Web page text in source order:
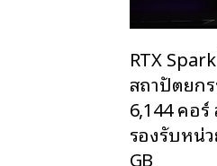
RTX
สถาปัตยก
6,144 คอ
รองรับหน่
GB